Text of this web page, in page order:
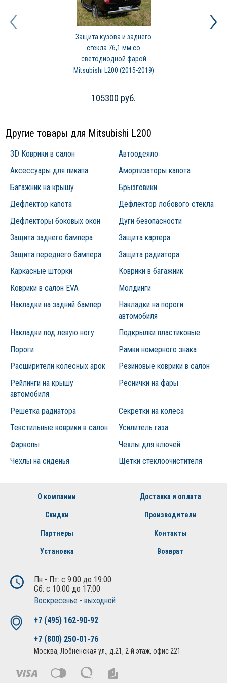
Защита кузова и заднего
стекла 76,1 мм со
светодиодной фарой
Mitsubishi L200 (2015-2019)
105300 руб.
Другие товары для Mitsubishi L200
3D Коврики в салон
Автоодеяло
Аксессуары для пикапа
Амортизаторы капота
Багажник на крышу
Брызговики
Дефлектор капота
Дефлектор лобового стекла
Дефлекторы боковых окон
Дуги безопасности
Защита заднего бампера
Защита картера
Защита переднего бампера
Защита радиатора
Каркасные шторки
Коврики в багажник
Коврики в салон EVA
Молдинги
Накладки на задний бампер
Накладки на пороги
автомобиля
Накладки под левую ногу
Подкрылки пластиковые
Пороги
Рамки номерного знака
Расширители колесных арок
Резиновые коврики в салон
Рейлинги на крышу
автомобиля
Реснички на фары
Решетка радиатора
Секретки на колеса
Текстильные коврики в салон
Усилитель газа
Фаркопы
Чехлы для ключей
Чехлы на сиденья
Щетки стеклоочистителя
О компании Доставка и оплата
Скидки Производители
Партнеры Контакты
Установка Возврат
Пн - Пт: с 9:00 до 19:00
Сб: с 10:00 до 17:00
Воскресенье - выходной
+7 (495) 162-90-92
+7 (800) 250-01-76
Москва, Лобненская ул., д.21, 2-й этаж, офис 221